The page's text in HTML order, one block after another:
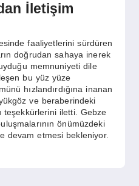
İletişim
faaliyetlerini sürdüren
doğrudan sahaya inerek
memnuniyeti dile
bu yüz yüze
hızlandırdığına inanan
ve beraberindeki
iletti. Gebze
önümüzdeki
devam etmesi bekleniyor.